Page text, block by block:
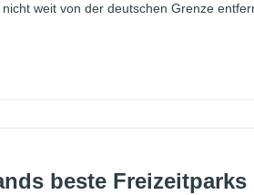
weit von der deutschen Grenze
beste Freizeitparks